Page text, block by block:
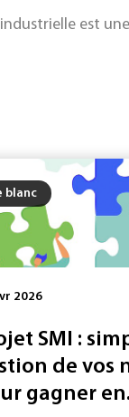
industrielle est
blanc
2026
SMI :
de vos
gagner